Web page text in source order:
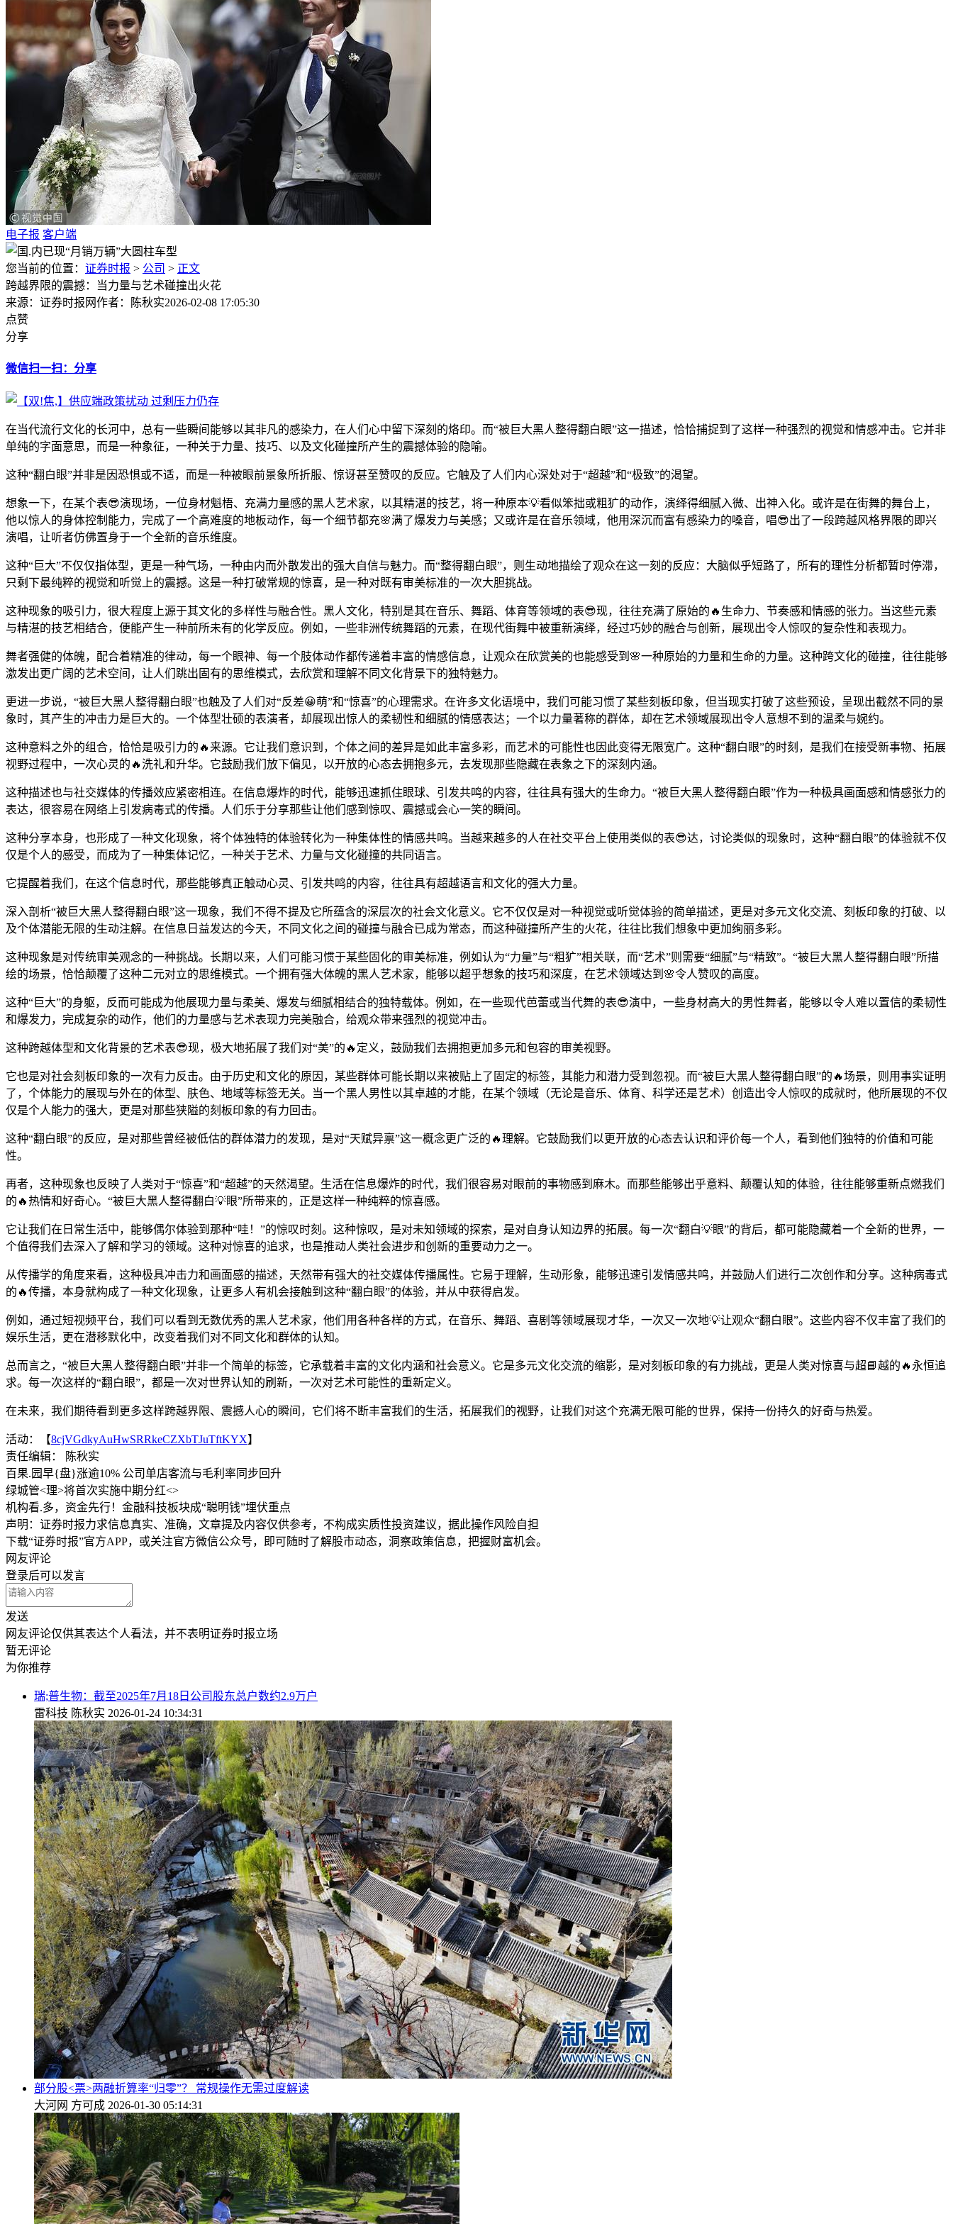
电子报 客户端
您当前的位置： 证券时报 > 公司 > 正文
跨越界限的震撼：当力量与艺术碰撞出火花
来源：证券时报网作者：陈秋实2026-02-08 17:05:30
点赞
分享
微信扫一扫：分享
在当代流行文化的长河中，总有一些瞬间能够以其非凡的感染力，在人们心中留下深刻的烙印。而“被巨大黑人整得翻白眼”这一描述，恰恰捕捉到了这样一种强烈的视觉和情感冲击。它并非
单纯的字面意思，而是一种象征，一种关于力量、技巧、以及文化碰撞所产生的震撼体验的隐喻。
这种“翻白眼”并非是因恐惧或不适，而是一种被眼前景象所折服、惊讶甚至赞叹的反应。它触及了人们内心深处对于“超越”和“极致”的渴望。
想象一下，在某个表😎演现场，一位身材魁梧、充满力量感的黑人艺术家，以其精湛的技艺，将一种原本💡看似笨拙或粗犷的动作，演绎得细腻入微、出神入化。或许是在街舞的舞台上，
他以惊人的身体控制能力，完成了一个高难度的地板动作，每一个细节都充🌸满了爆发力与美感；又或许是在音乐领域，他用深沉而富有感染力的嗓音，唱😎出了一段跨越风格界限的即兴
演唱，让听者仿佛置身于一个全新的音乐维度。
这种“巨大”不仅仅指体型，更是一种气场，一种由内而外散发出的强大自信与魅力。而“整得翻白眼”，则生动地描绘了观众在这一刻的反应：大脑似乎短路了，所有的理性分析都暂时停滞，
只剩下最纯粹的视觉和听觉上的震撼。这是一种打破常规的惊喜，是一种对既有审美标准的一次大胆挑战。
这种现象的吸引力，很大程度上源于其文化的多样性与融合性。黑人文化，特别是其在音乐、舞蹈、体育等领域的表😎现，往往充满了原始的🔥生命力、节奏感和情感的张力。当这些元素
与精湛的技艺相结合，便能产生一种前所未有的化学反应。例如，一些非洲传统舞蹈的元素，在现代街舞中被重新演绎，经过巧妙的融合与创新，展现出令人惊叹的复杂性和表现力。
舞者强健的体魄，配合着精准的律动，每一个眼神、每一个肢体动作都传递着丰富的情感信息，让观众在欣赏美的也能感受到🌸一种原始的力量和生命的力量。这种跨文化的碰撞，往往能够
激发出更广阔的艺术空间，让人们跳出固有的思维模式，去欣赏和理解不同文化背景下的独特魅力。
更进一步说，“被巨大黑人整得翻白眼”也触及了人们对“反差😀萌”和“惊喜”的心理需求。在许多文化语境中，我们可能习惯了某些刻板印象，但当现实打破了这些预设，呈现出截然不同的景
象时，其产生的冲击力是巨大的。一个体型壮硕的表演者，却展现出惊人的柔韧性和细腻的情感表达；一个以力量著称的群体，却在艺术领域展现出令人意想不到的温柔与婉约。
这种意料之外的组合，恰恰是吸引力的🔥来源。它让我们意识到，个体之间的差异是如此丰富多彩，而艺术的可能性也因此变得无限宽广。这种“翻白眼”的时刻，是我们在接受新事物、拓展
视野过程中，一次心灵的🔥洗礼和升华。它鼓励我们放下偏见，以开放的心态去拥抱多元，去发现那些隐藏在表象之下的深刻内涵。
这种描述也与社交媒体的传播效应紧密相连。在信息爆炸的时代，能够迅速抓住眼球、引发共鸣的内容，往往具有强大的生命力。“被巨大黑人整得翻白眼”作为一种极具画面感和情感张力的
表达，很容易在网络上引发病毒式的传播。人们乐于分享那些让他们感到惊叹、震撼或会心一笑的瞬间。
这种分享本身，也形成了一种文化现象，将个体独特的体验转化为一种集体性的情感共鸣。当越来越多的人在社交平台上使用类似的表😎达，讨论类似的现象时，这种“翻白眼”的体验就不仅
仅是个人的感受，而成为了一种集体记忆，一种关于艺术、力量与文化碰撞的共同语言。
它提醒着我们，在这个信息时代，那些能够真正触动心灵、引发共鸣的内容，往往具有超越语言和文化的强大力量。
深入剖析“被巨大黑人整得翻白眼”这一现象，我们不得不提及它所蕴含的深层次的社会文化意义。它不仅仅是对一种视觉或听觉体验的简单描述，更是对多元文化交流、刻板印象的打破、以
及个体潜能无限的生动注解。在信息日益发达的今天，不同文化之间的碰撞与融合已成为常态，而这种碰撞所产生的火花，往往比我们想象中更加绚丽多彩。
这种现象是对传统审美观念的一种挑战。长期以来，人们可能习惯于某些固化的审美标准，例如认为“力量”与“粗犷”相关联，而“艺术”则需要“细腻”与“精致”。“被巨大黑人整得翻白眼”所描
绘的场景，恰恰颠覆了这种二元对立的思维模式。一个拥有强大体魄的黑人艺术家，能够以超乎想象的技巧和深度，在艺术领域达到🌸令人赞叹的高度。
这种“巨大”的身躯，反而可能成为他展现力量与柔美、爆发与细腻相结合的独特载体。例如，在一些现代芭蕾或当代舞的表😎演中，一些身材高大的男性舞者，能够以令人难以置信的柔韧性
和爆发力，完成复杂的动作，他们的力量感与艺术表现力完美融合，给观众带来强烈的视觉冲击。
这种跨越体型和文化背景的艺术表😎现，极大地拓展了我们对“美”的🔥定义，鼓励我们去拥抱更加多元和包容的审美视野。
它也是对社会刻板印象的一次有力反击。由于历史和文化的原因，某些群体可能长期以来被贴上了固定的标签，其能力和潜力受到忽视。而“被巨大黑人整得翻白眼”的🔥场景，则用事实证明
了，个体能力的展现与外在的体型、肤色、地域等标签无关。当一个黑人男性以其卓越的才能，在某个领域（无论是音乐、体育、科学还是艺术）创造出令人惊叹的成就时，他所展现的不仅
仅是个人能力的强大，更是对那些狭隘的刻板印象的有力回击。
这种“翻白眼”的反应，是对那些曾经被低估的群体潜力的发现，是对“天赋异禀”这一概念更广泛的🔥理解。它鼓励我们以更开放的心态去认识和评价每一个人，看到他们独特的价值和可能
性。
再者，这种现象也反映了人类对于“惊喜”和“超越”的天然渴望。生活在信息爆炸的时代，我们很容易对眼前的事物感到麻木。而那些能够出乎意料、颠覆认知的体验，往往能够重新点燃我们
的🔥热情和好奇心。“被巨大黑人整得翻白💡眼”所带来的，正是这样一种纯粹的惊喜感。
它让我们在日常生活中，能够偶尔体验到那种“哇！”的惊叹时刻。这种惊叹，是对未知领域的探索，是对自身认知边界的拓展。每一次“翻白💡眼”的背后，都可能隐藏着一个全新的世界，一
个值得我们去深入了解和学习的领域。这种对惊喜的追求，也是推动人类社会进步和创新的重要动力之一。
从传播学的角度来看，这种极具冲击力和画面感的描述，天然带有强大的社交媒体传播属性。它易于理解，生动形象，能够迅速引发情感共鸣，并鼓励人们进行二次创作和分享。这种病毒式
的🔥传播，本身就构成了一种文化现象，让更多人有机会接触到这种“翻白眼”的体验，并从中获得启发。
例如，通过短视频平台，我们可以看到无数优秀的黑人艺术家，他们用各种各样的方式，在音乐、舞蹈、喜剧等领域展现才华，一次又一次地💡让观众“翻白眼”。这些内容不仅丰富了我们的
娱乐生活，更在潜移默化中，改变着我们对不同文化和群体的认知。
总而言之，“被巨大黑人整得翻白眼”并非一个简单的标签，它承载着丰富的文化内涵和社会意义。它是多元文化交流的缩影，是对刻板印象的有力挑战，更是人类对惊喜与超📘越的🔥永恒追
求。每一次这样的“翻白眼”，都是一次对世界认知的刷新，一次对艺术可能性的重新定义。
在未来，我们期待看到更多这样跨越界限、震撼人心的瞬间，它们将不断丰富我们的生活，拓展我们的视野，让我们对这个充满无限可能的世界，保持一份持久的好奇与热爱。
活动：【8cjVGdkyAuHwSRRkeCZXbTJuTftKYX】
责任编辑： 陈秋实
百果.园早{盘}涨逾10% 公司单店客流与毛利率同步回升
绿城管<理>将首次实施中期分红<>
机构看.多，资金先行！金融科技板块成“聪明钱”埋伏重点
声明：证券时报力求信息真实、准确，文章提及内容仅供参考，不构成实质性投资建议，据此操作风险自担
下载“证券时报”官方APP，或关注官方微信公众号，即可随时了解股市动态，洞察政策信息，把握财富机会。
网友评论
登录后可以发言
发送
网友评论仅供其表达个人看法，并不表明证券时报立场
暂无评论
为你推荐
瑞;普生物：截至2025年7月18日公司股东总户数约2.9万户
雷科技 陈秋实 2026-01-24 10:34:31
部分股<票>两融折算率“归零”？ 常规操作无需过度解读
大河网 方可成 2026-01-30 05:14:31